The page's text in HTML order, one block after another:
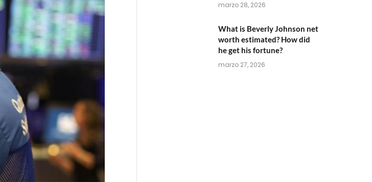
marzo 28, 2026
What is Beverly Johnson net
worth estimated? How did
he get his fortune?
marzo 27, 2026